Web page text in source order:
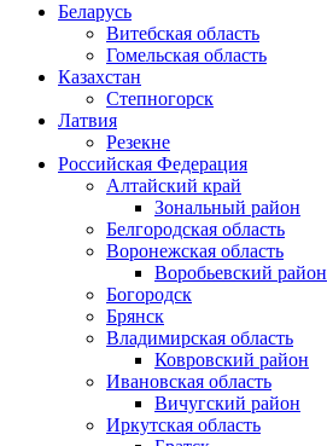
Беларусь
Витебская область
Гомельская область
Казахстан
Степногорск
Латвия
Резекне
Российская Федерация
Алтайский край
Зональный район
Белгородская область
Воронежская область
Воробьевский район
Богородск
Брянск
Владимирская область
Ковровский район
Ивановская область
Вичугский район
Иркутская область